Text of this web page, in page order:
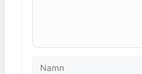
Namn